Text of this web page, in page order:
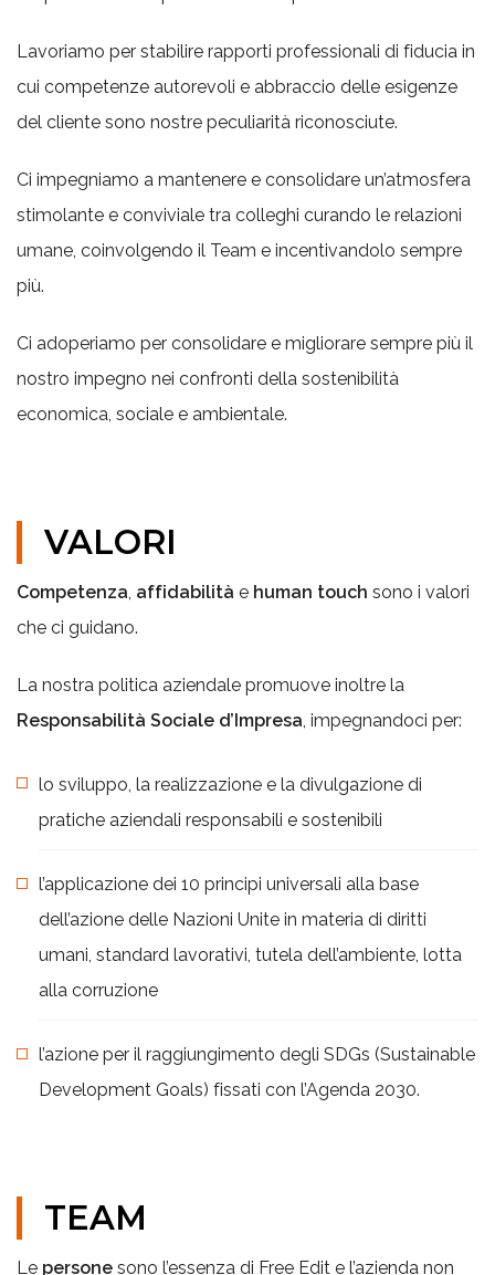
Lavoriamo per stabilire rapporti professionali di fiducia in
cui competenze autorevoli e abbraccio delle esigenze
del cliente sono nostre peculiarità riconosciute.
Ci impegniamo a mantenere e consolidare un’atmosfera
stimolante e conviviale tra colleghi curando le relazioni
umane, coinvolgendo il Team e incentivandolo sempre
più.
Ci adoperiamo per consolidare e migliorare sempre più il
nostro impegno nei confronti della sostenibilità
economica, sociale e ambientale.
VALORI
Competenza, affidabilità e human touch sono i valori
che ci guidano.
La nostra politica aziendale promuove inoltre la
Responsabilità Sociale d’Impresa, impegnandoci per:
lo sviluppo, la realizzazione e la divulgazione di
pratiche aziendali responsabili e sostenibili
l’applicazione dei 10 principi universali alla base
dell’azione delle Nazioni Unite in materia di diritti
umani, standard lavorativi, tutela dell’ambiente, lotta
alla corruzione
l’azione per il raggiungimento degli SDGs (Sustainable
Development Goals) fissati con l’Agenda 2030.
TEAM
Le persone sono l’essenza di Free Edit e l’azienda non